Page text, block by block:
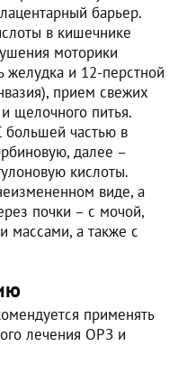
барьер.
в кишечнике
моторики
желудка и 12-перстной
прием свежих
щелочного питья.
большей частью в
далее –
кислоты.
виде, а
почки – с мочой,
массами, а также с
применять
лечения ОРЗ и